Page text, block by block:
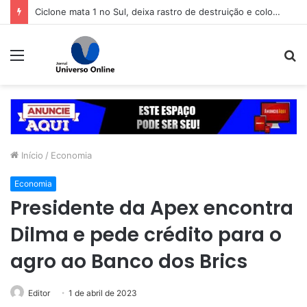
Ciclone mata 1 no Sul, deixa rastro de destruição e coloca 11 estados em alerta
Menu
Início / Economia
Economia
Presidente da Apex encontra
Dilma e pede crédito para o
agro ao Banco dos Brics
Editor 1 de abril de 2023